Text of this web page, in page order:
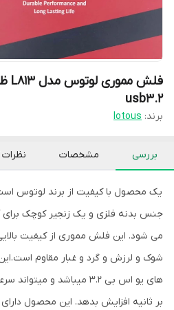
usb3.2
برند: lotous
بررسی مشخصات نظرات
جنس بدنه فلزی و یک زنجیر کوچک برای
می شود. این فلش مموری از کیفیت
شوک و لرزش و گرد و غبار مقاوم